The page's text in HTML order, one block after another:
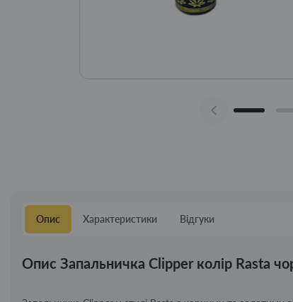
Опис Характеристики Відгуки
Опис Запальничка Clipper колір Rasta